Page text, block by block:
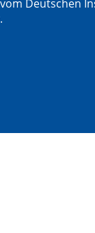
Deutschen